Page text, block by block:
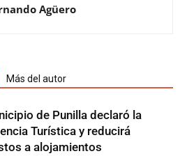
Agüero
Más del autor
de Punilla declaró la
Turística y reducirá
a alojamientos